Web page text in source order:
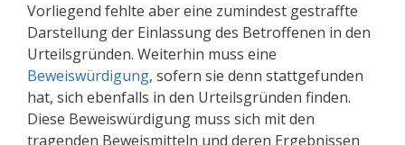
Vorliegend fehlte aber eine zumindest gestraffte
Darstellung der Einlassung des Betroffenen in den
Urteilsgründen. Weiterhin muss eine
Beweiswürdigung, sofern sie denn stattgefunden
hat, sich ebenfalls in den Urteilsgründen finden.
Diese Beweiswürdigung muss sich mit den
tragenden Beweismitteln und deren Ergebnissen